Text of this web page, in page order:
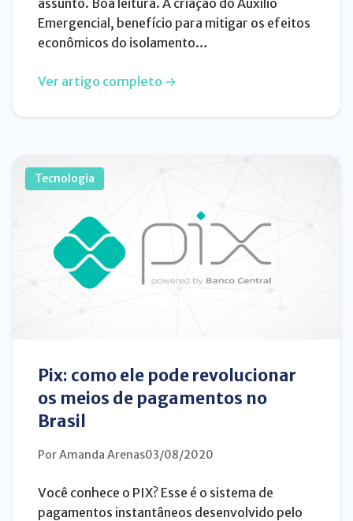
Emergencial, benefício para mitigar os efeitos
econômicos do isolamento…
Ver artigo completo →
Tecnologia
Pix: como ele pode revolucionar
os meios de pagamentos no
Brasil
Por Amanda Arenas03/08/2020
Você conhece o PIX? Esse é o sistema de
pagamentos instantâneos desenvolvido pelo